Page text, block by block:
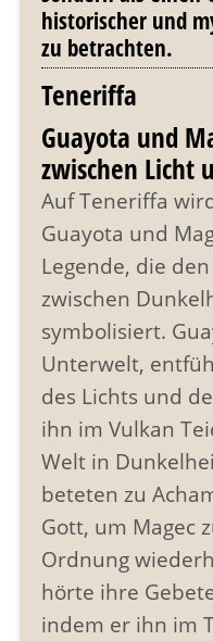
historischer und
zu betrachten.
Teneriffa
Guayota und
zwischen Licht
Auf Teneriffa
Guayota und
Legende, die
zwischen
symbolisiert.
Unterwelt,
des Lichts und
ihn im Vulkan
Welt in
beteten zu
Gott, um Magec
Ordnung
hörte ihre
indem er ihn im